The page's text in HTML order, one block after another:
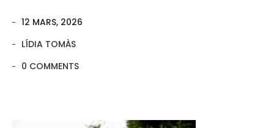
12 MARS, 2026
LÍDIA TOMÀS
0 COMMENTS